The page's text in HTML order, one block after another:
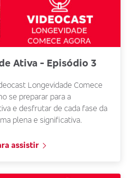
Ativa - Episódio 3
Longevidade Comece
se preparar para a
e desfrutar de cada fase da
plena e significativa.
assistir